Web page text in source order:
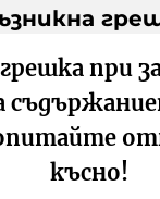
при
късно!